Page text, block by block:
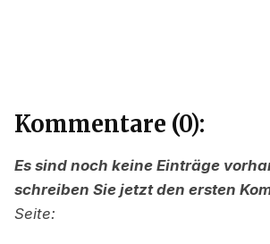
Kommentare (0):
Es sind noch keine Einträge
schreiben Sie jetzt den ersten
Seite: